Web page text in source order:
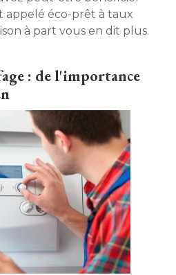
appelé éco-prêt à taux
à part vous en dit plus.
: de l'importance